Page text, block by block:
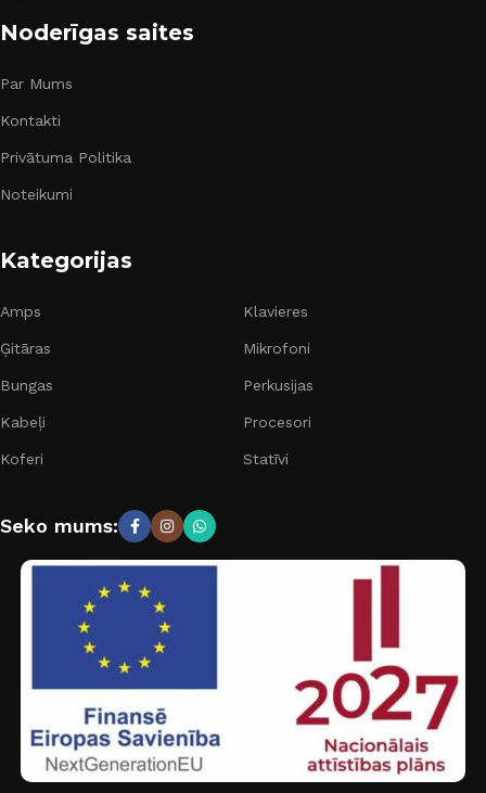
Noderīgas saites
Par Mums
Kontakti
Privātuma Politika
Noteikumi
Kategorijas
Amps
Ģitāras
Bungas
Kabeļi
Koferi
Klavieres
Mikrofoni
Perkusijas
Procesori
Statīvi
Seko mums: